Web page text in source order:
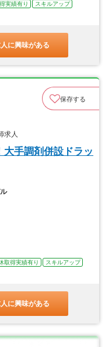
実績有り
スキルアップ
に興味がある
保存する
求人
大手調剤併設ドラッ
取得実績有り
スキルアップ
に興味がある